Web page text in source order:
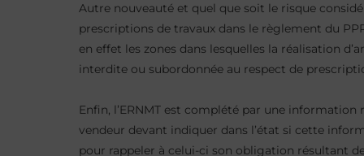
Autre nouveauté et quel que soit le risque
prescriptions de travaux dans le règlement du
en effet les zones dans lesquelles la réalisation
interdite ou subordonnée au respect de
Enfin, l’ERNMT est complété par une
vendeur devant indiquer dans l’état si cette
pour rappeler à celui-ci son obligation résultant